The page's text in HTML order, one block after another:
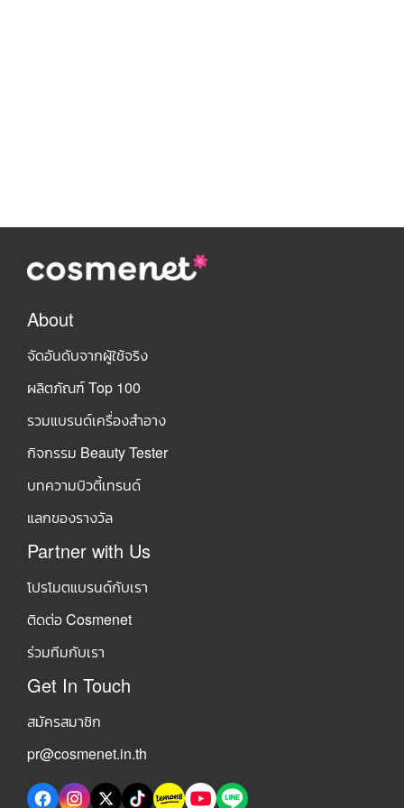
About
จัดอันดับจากผู้ใช้จริง
ผลิตภัณฑ์ Top 100
รวมแบรนด์เครื่องสำอาง
กิจกรรม Beauty Tester
บทความบิวตี้เทรนด์
แลกของรางวัล
Partner with Us
โปรโมตแบรนด์กับเรา
ติดต่อ Cosmenet
ร่วมทีมกับเรา
Get In Touch
สมัครสมาชิก
pr@cosmenet.in.th